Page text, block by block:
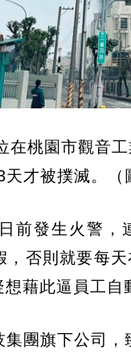
桃園市觀音
天才被撲滅。（
前發生火警
否則就要每
藉此逼員工自
團旗下公司